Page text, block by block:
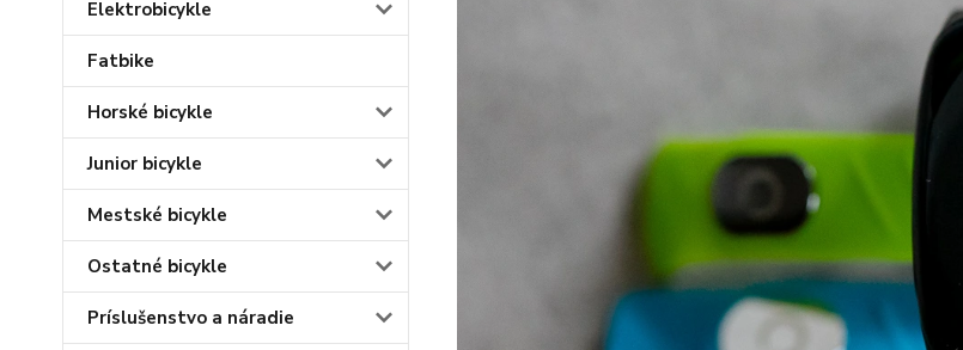
Elektrobicykle
Fatbike
Horské bicykle
Junior bicykle
Mestské bicykle
Ostatné bicykle
Príslušenstvo a náradie